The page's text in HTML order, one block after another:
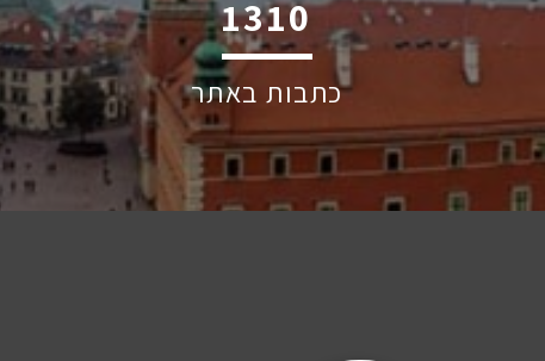
1895
כתבות באתר